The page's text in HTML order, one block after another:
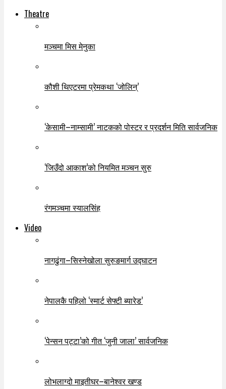
Theatre
मञ्चमा मिस मेनुका
कौशी थिएटरमा प्रेमकथा ‘जोलिन्’
‘केसामी–नाम्सामी’ नाटकको पोस्टर र प्रदर्शन मिति सार्वजनिक
‘जिउँदो आकाश’को नियमित मञ्चन सुरु
रंगमञ्चमा स्यालसिंह
Video
नागढुंगा–सिस्नेखोला सुरुङमार्ग उद्घाटन
नेपालकै पहिलो ‘स्मार्ट सेफ्टी ब्यारेड’
‘पेन्सन पट्टा’को गीत ‘जुनी जाला’ सार्वजनिक
लोभलाग्दो माइतीघर–बानेश्वर खण्ड